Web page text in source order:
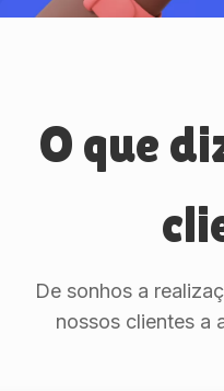
O que
De sonhos a
nossos clientes a